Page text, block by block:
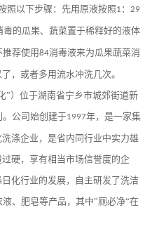
照以下步骤：先用原液按照1 ：29
毒的瓜果、蔬菜置于稀释好的液体
推荐使用84消毒液来为瓜果蔬菜消
，或者多用流水冲洗几次。
”）位于湖南省宁乡市城郊街道新
公司始创建于1997年，是一家集
涤企业，是省内同行业中实力雄
硬，享有相当市场信誉度的企
化行业的发展，自主研发了洗洁
、肥皂等产品，其中”厕必净“在